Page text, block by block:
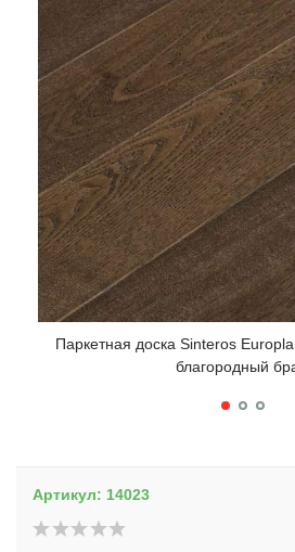
Паркетная доска Sinteros
благородный
Артикул: 14023